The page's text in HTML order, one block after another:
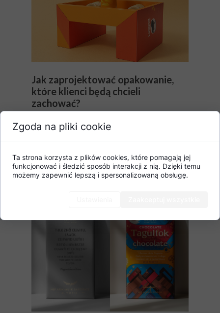
Jak zaprojektować opakowanie,
które klienci będą chcieli
zachować?
marketingu. Zobacz, co sprawia,...
Zgoda na pliki cookie
Ta strona korzysta z plików cookies, które pomagają jej
funkcjonować i śledzić sposób interakcji z nią. Dzięki temu
możemy zapewnić lepszą i spersonalizowaną obsługę.